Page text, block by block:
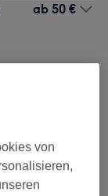
ab 50 €
ab 85 €
von